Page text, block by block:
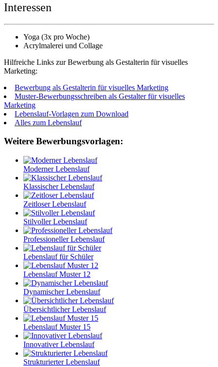
Interessen
Yoga (3x pro Woche)
Acrylmalerei und Collage
Hilfreiche Links zur Bewerbung als Gestalterin für visuelles
Marketing:
Bewerbung als Gestalterin für visuelles Marketing
Muster-Bewerbungsschreiben als Gestalter für visuelles
Marketing
Lebenslauf-Vorlagen zum Download
Alles zum Lebenslauf
Weitere Bewerbungsvorlagen:
Moderner Lebenslauf
Klassischer Lebenslauf
Zeitloser Lebenslauf
Stilvoller Lebenslauf
Professioneller Lebenslauf
Lebenslauf für Schüler
Lebenslauf Muster 12
Dynamischer Lebenslauf
Übersichtlicher Lebenslauf
Lebenslauf Muster 15
Innovativer Lebenslauf
Strukturierter Lebenslauf